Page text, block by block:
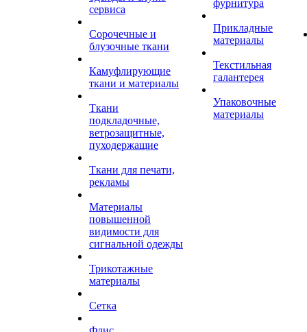
сервиса
Сорочечные и
блузочные ткани
Камуфлирующие
ткани и материалы
Ткани
подкладочные,
ветрозащитные,
пуходержащие
Ткани для печати,
рекламы
Материалы
повышенной
видимости для
сигнальной одежды
Трикотажные
материалы
Сетка
фурнитура
Прикладные
материалы
Текстильная
галантерея
Упаковочные
материалы